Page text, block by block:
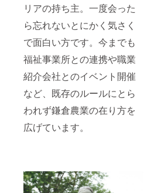
リアの持ち主。一度会った
ら忘れないとにかく気さく
で面白い方です。今までも
福祉事業所との連携や職業
紹介会社とのイベント開催
など、既存のルールにとら
われず鎌倉農業の在り方を
広げています。